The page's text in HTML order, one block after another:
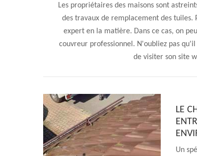
Les propriétaires des maisons sont
des travaux de remplacement des
expert en la matière. Dans ce cas, on
couvreur professionnel. N'oubliez pas
de visiter son site
LE
Un